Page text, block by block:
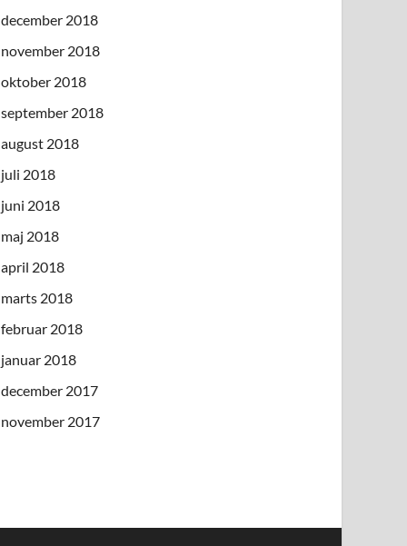
december 2018
november 2018
oktober 2018
september 2018
august 2018
juli 2018
juni 2018
maj 2018
april 2018
marts 2018
februar 2018
januar 2018
december 2017
november 2017